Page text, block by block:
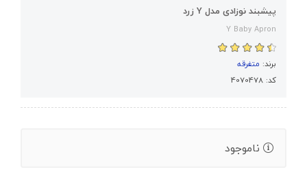
پیشبند نوزادی مدل Y زرد
Y Baby Apron
برند: متفرقه
کد: 4070478
ناموجود